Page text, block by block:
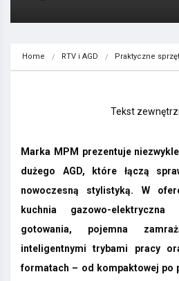
Home RTV i AGD Praktyczne
Tekst
Marka MPM prezentuje
dużego AGD, które łączą
nowoczesną stylistyką. W
kuchnia gazowo-elektryczna
gotowania, pojemna
inteligentnymi trybami pracy
formatach – od kompaktowej po